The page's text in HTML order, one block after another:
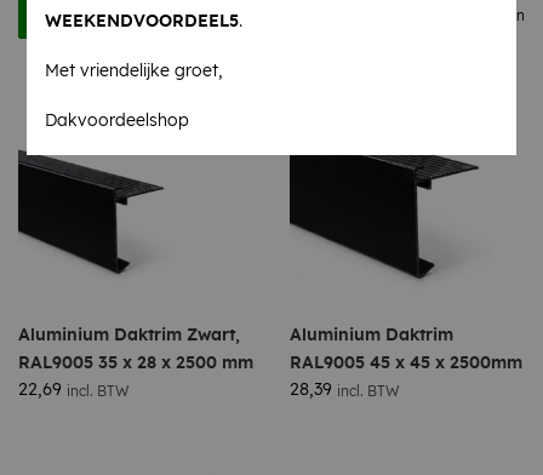
Filters 21 producten
Aluminium Daktrim Zwart,
RAL9005 35 x 28 x 2500 mm
22,69 incl. BTW
Aluminium Daktrim
RAL9005 45 x 45 x 2500mm
28,39 incl. BTW
WEEKENDVOORDEEL5.
Met vriendelijke groet,
Dakvoordeelshop